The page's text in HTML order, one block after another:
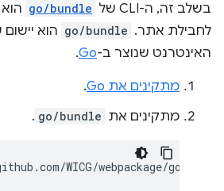
בשלב זה, ה-CLI של go/bundle
לחבילת אתר. go/bundle הוא
האינטרנט שנוצר ב-Go
.
מתקינים את Go
.
מתקינים את go/bundle
.